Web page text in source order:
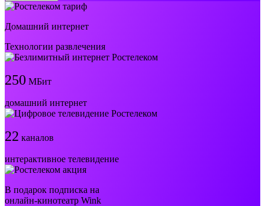
Домашний интернет
Технологии развлечения
250 МБит
домашний интернет
22 каналов
интерактивное телевидение
В подарок подписка на
онлайн-кинотеатр Wink